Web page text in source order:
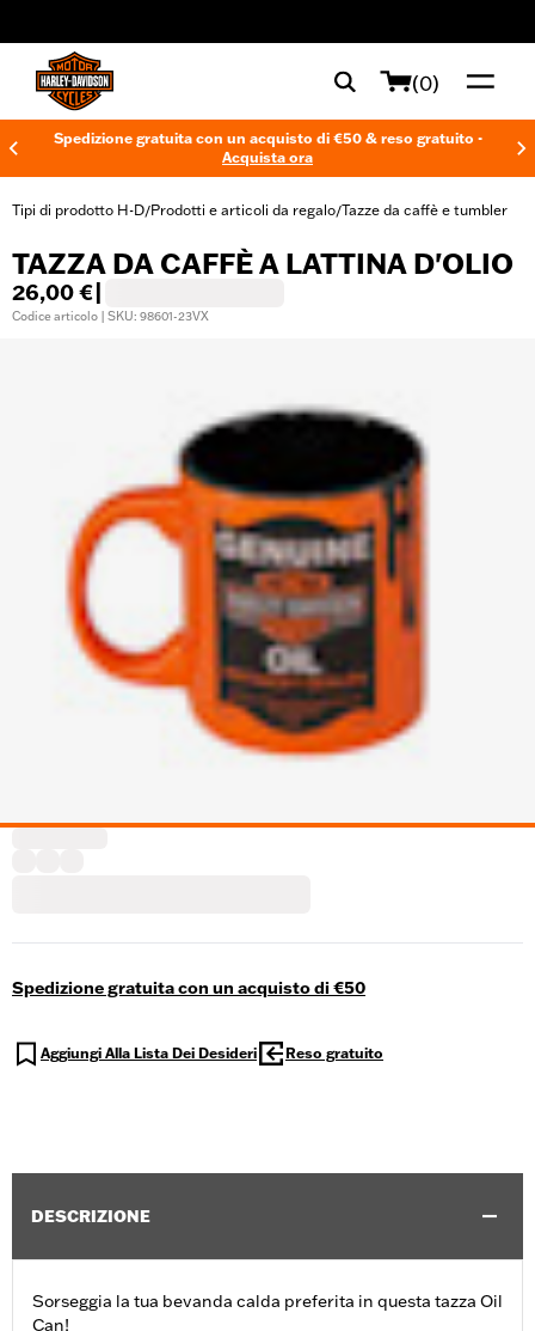
(0)
Spedizione gratuita con un acquisto di €50 & reso gratuito -
Acquista ora
Tipi di prodotto H-D/Prodotti e articoli da regalo/Tazze da caffè e tumbler
TAZZA DA CAFFÈ A LATTINA D'OLIO
26,00 €
Codice articolo | SKU: 98601-23VX
Spedizione gratuita con un acquisto di €50
Aggiungi Alla Lista Dei Desideri Reso gratuito
DESCRIZIONE
Sorseggia la tua bevanda calda preferita in questa tazza Oil
Can!